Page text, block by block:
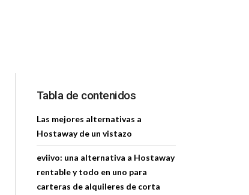
Tabla de contenidos
Las mejores alternativas a
Hostaway de un vistazo
eviivo: una alternativa a Hostaway
rentable y todo en uno para
carteras de alquileres de corta